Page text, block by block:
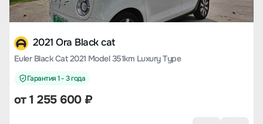
2021 Ora Black cat
Euler Black Cat 2021 Model 351km Luxury Type
Гарантия 1 - 3 года
от1 255 600₽